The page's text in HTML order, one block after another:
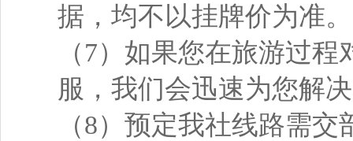
据，均不以挂牌价为准。
（7）如果您在旅游过
服，我们会迅速为您解
（8）预定我社线路需